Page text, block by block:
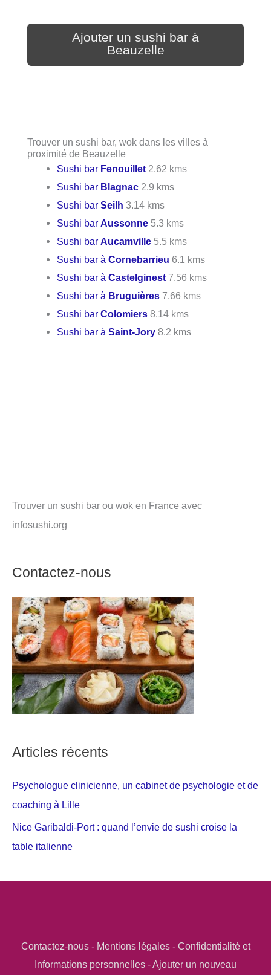
Ajouter un sushi bar à
Beauzelle
Trouver un sushi bar, wok dans les villes à
proximité de Beauzelle
Sushi bar Fenouillet 2.62 kms
Sushi bar Blagnac 2.9 kms
Sushi barSeilh 3.14 kms
Sushi bar Aussonne 5.3 kms
Sushi bar Aucamville 5.5 kms
Sushi bar àCornebarrieu 6.1 kms
Sushi bar àCastelginest 7.56 kms
Sushi bar à Bruguières 7.66 kms
Sushi barColomiers 8.14 kms
Sushi bar àSaint-Jory 8.2 kms
Trouver un sushi bar ou wok en France avec
infosushi.org
Contactez-nous
Articles récents
Psychologue clinicienne, un cabinet de psychologie et de
coaching à Lille
Nice Garibaldi-Port : quand l’envie de sushi croise la
table italienne
Contactez-nous- Mentions légales- Confidentialité et
Informations personnelles -Ajouter un nouveau